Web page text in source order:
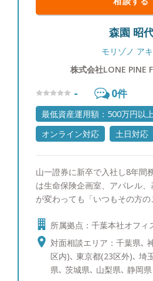
森園 昭
モリゾノ ア
株式会社LONE PINE
- 0件
最低資産運用額：500万円以上
オンライン対応
土日対応
山一證券に新卒で入社し8年間
は生命保険企画室、アパレル
が変わっても「いつもその方の
証券界に戻り現在に至っており
を一緒に増やしていきましょう
所属拠点：千葉本社オフィ
対面相談エリア：千葉県､
区内)､ 東京都(23区外)､ 埼
県､ 茨城県､ 山梨県､ 静岡県